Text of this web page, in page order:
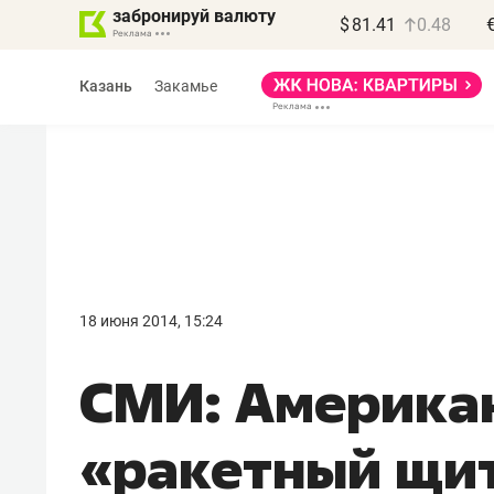
забронируй валюту $ 81.41 0.48
Казань Закамье
18 июня 2014, 15:24
СМИ:
«ракетный
правил, бизнес может
потерять минимум